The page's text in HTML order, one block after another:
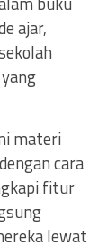
ajar,
materi
cara
fitur
lewat